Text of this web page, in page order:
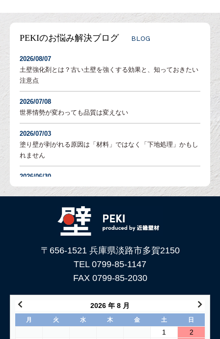
PEKIのお悩み解決ブログ BLOG
2026/08/07
土壁強化剤とは？古い土壁を強くする効果と、知っておきたい
注意点
2026/07/08
世界情勢が変わっても品質は変えない
2026/07/03
塗り壁が剥がれる原因は「材料」ではなく「下地処理」かもし
れません
2026/06/30
塗り壁の「吸水調整」とは？DIYでも失敗しないための重要な
下地処理を解説
「土壁」と「漆喰」 仕上がり表情はどんな違いがある？
2026/05/29
土壁仕上げ材「塗ってくれい」がリニューアルしました！
コンクリートに土壁を塗る方法
2026/04/04
仕上げ材（漆喰や土壁）が部分的に剥がれた壁の塗り替え方法
〒656-1521 兵庫県淡路市多賀2150
TEL 0799-85-1147
FAX 0799-85-2030
2026 年 8 月
月 火 水 木 金 土 日
1
2